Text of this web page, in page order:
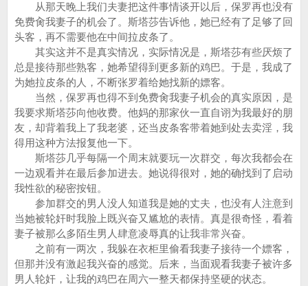
从那天晚上我们夫妻把这件事情谈开以后，保罗再也没有
免费肏我妻子的机会了。斯塔莎告诉他，她已经有了足够了回
头客，再不需要他在中间拉皮条了。
其实这并不是真实情况，实际情况是，斯塔莎有些厌烦了
总是接待那些熟客，她希望得到更多新的鸡巴。于是，我成了
为她拉皮条的人，不断张罗着给她找新的嫖客。
当然，保罗再也得不到免费肏我妻子机会的真实原因，是
我要求斯塔莎向他收费。他妈的那家伙一直自诩为我最好的朋
友，却背着我上了我老婆，还当皮条客带着她到处去卖淫，我
得用这种方法报复他一下。
斯塔莎几乎每隔一个周末就要玩一次群交，每次我都会在
一边观看并在最后参加进去。她说得很对，她的确找到了启动
我性欲的秘密按钮。
参加群交的男人没人知道我是她的丈夫，也没有人注意到
当她被轮奸时我脸上既兴奋又尴尬的表情。真是很奇怪，看着
妻子被那么多陌生男人肆意凌辱真的让我非常兴奋。
之前有一两次，我躲在衣柜里偷看我妻子接待一个嫖客，
但那并没有激起我兴奋的感觉。后来，当面观看我妻子被许多
男人轮奸，让我的鸡巴在周六一整天都保持坚硬的状态。